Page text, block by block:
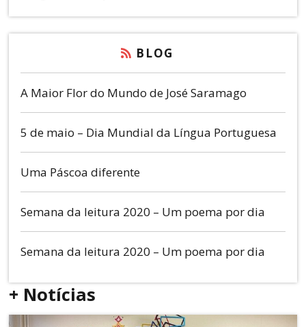
BLOG
A Maior Flor do Mundo de José Saramago
5 de maio – Dia Mundial da Língua Portuguesa
Uma Páscoa diferente
Semana da leitura 2020 – Um poema por dia
Semana da leitura 2020 – Um poema por dia
+ Notícias